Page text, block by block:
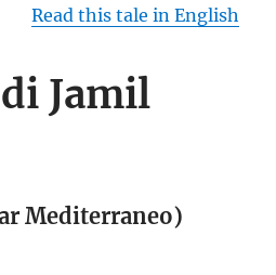
Read this tale in English
Jamil
Mediterraneo)